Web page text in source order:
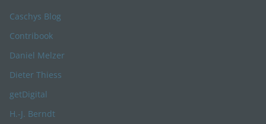
Caschys Blog
Contribook
Daniel Melzer
Dieter Thiess
getDigital
H.-J. Berndt
f) Pseudonymisierung
personenbezogener Daten in einer Weise, auf
welche die personenbezogenen Daten ohne
mehr einer spezifischen betroffenen Person
zusätzlichen Informationen gesondert aufbewahrt